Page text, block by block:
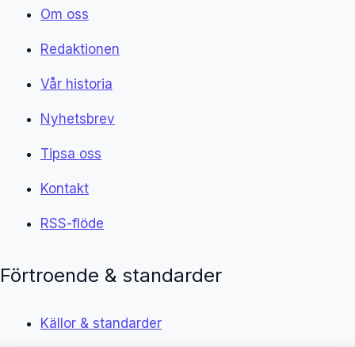
Om oss
Redaktionen
Vår historia
Nyhetsbrev
Tipsa oss
Kontakt
RSS-flöde
Förtroende & standarder
Källor & standarder